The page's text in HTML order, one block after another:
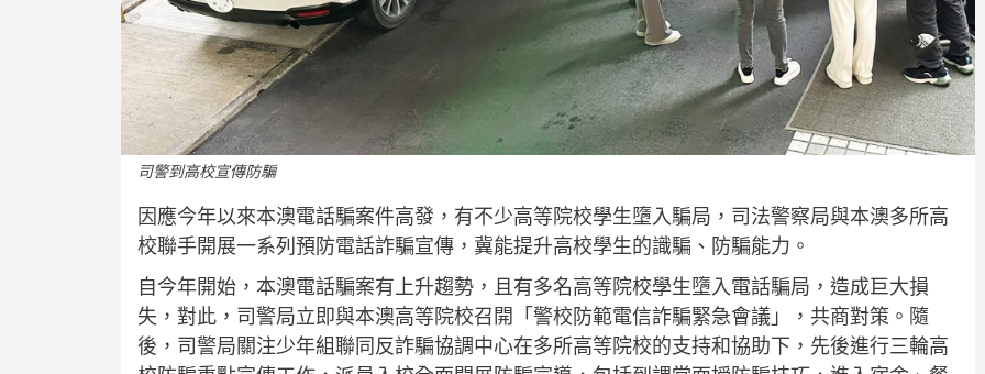
司警到高校宣傳防騙
因應今年以來本澳電話騙案件高發，有不少高等院校學生墮入騙局，司法警察局與本澳多所高
校聯手開展一系列預防電話詐騙宣傳，冀能提升高校學生的識騙、防騙能力。
自今年開始，本澳電話騙案有上升趨勢，且有多名高等院校學生墮入電話騙局，造成巨大損
失，對此，司警局立即與本澳高等院校召開「警校防範電信詐騙緊急會議」，共商對策。隨
後，司警局關注少年組聯同反詐騙協調中心在多所高等院校的支持和協助下，先後進行三輪高